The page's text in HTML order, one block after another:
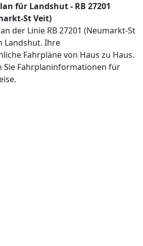
für Landshut - RB 27201
St Veit)
der Linie RB 27201 (Neumarkt-St
Landshut. Ihre
Fahrpläne von Haus zu Haus.
Sie Fahrplaninformationen für